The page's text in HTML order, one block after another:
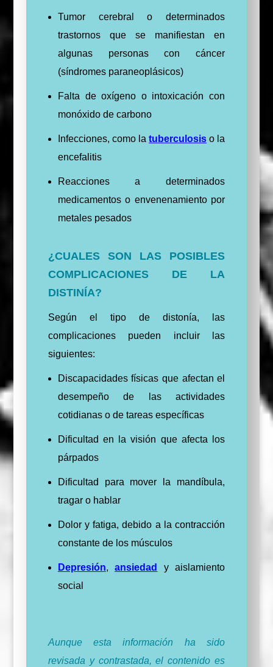
Tumor cerebral o determinados
trastornos que se manifiestan en
algunas personas con cáncer
(síndromes paraneoplásicos)
Falta de oxígeno o intoxicación con
monóxido de carbono
Infecciones, como latuberculosis o la
encefalitis
Reacciones a determinados
medicamentos o envenenamiento por
metales pesados
¿CUALES SON LAS POSIBLES
COMPLICACIONES DE LA
DISTINÍA?
Según el tipo de distonía, las
complicaciones pueden incluir las
siguientes:
Discapacidades físicas que afectan el
desempeño de las actividades
cotidianas o de tareas específicas
Dificultad en la visión que afecta los
párpados
Dificultad para mover la mandíbula,
tragar o hablar
Dolor y fatiga, debido a la contracción
constante de los músculos
Depresión,ansiedad
y aislamiento
social
Aunque esta información ha sido
revisada y contrastada, el contenido es